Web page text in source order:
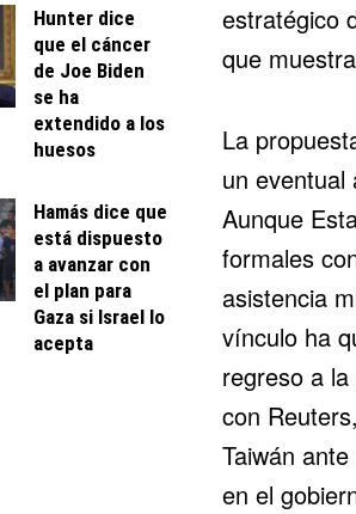
estratégico
que
La
un eventual
Aunque
formales
asistencia
vínculo ha
regreso a
con
Taiwán
en el
Hunter dice
que el cáncer
de Joe Biden
se ha
extendido a los
huesos
Hamás dice que
está dispuesto
a avanzar con
el plan para
Gaza si Israel lo
acepta